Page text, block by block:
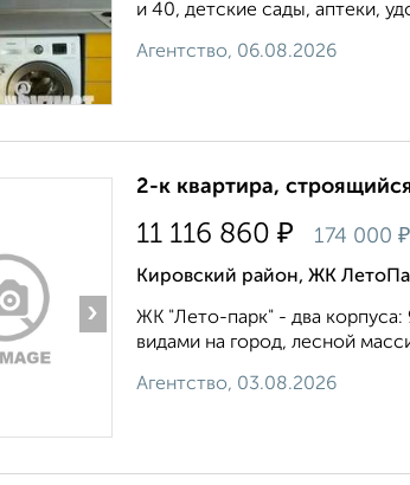
и 40, детские сады, аптеки,
Агентство, 06.08.2026
›
2-к квартира,
11 116 860 ₽ 174 000 ₽
Кировский район, ЖК
ЖК "Лето-парк" - два корпуса:
видами на город, лесной
Агентство, 03.08.2026